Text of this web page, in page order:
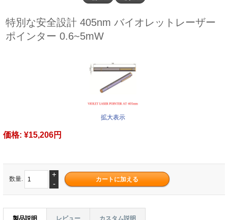
特別な安全設計 405nm バイオレットレーザー
ポインター 0.6~5mW
拡大表示
価格: ¥15,206円
数量.
+
-
製品説明 レビュー カスタム説明